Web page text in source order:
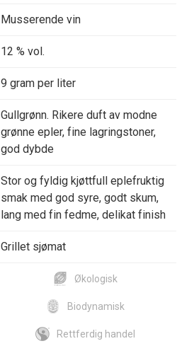
Musserende vin
12 % vol.
9 gram per liter
Gullgrønn. Rikere duft av modne
grønne epler, fine lagringstoner,
god dybde
Stor og fyldig kjøttfull eplefruktig
smak med god syre, godt skum,
lang med fin fedme, delikat finish
Grillet sjømat
Økologisk
Biodynamisk
Rettferdig handel